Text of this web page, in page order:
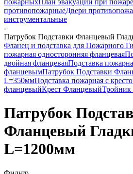
пожарныхПлан эвакуации при пожаре
противопожарныеДвери
инструментальные
-
Патрубок Подставки Фланцевый
Фланец и подставка для Пожарного
пожарная односторонняя фланцевая
двойная фланцеваяПодставка
фланцевымПатрубок Подставки
L=350ммПодставка пожарная с
фланцевыйКрест Фланцевый
Патрубок
Фланцевый
L=1200мм